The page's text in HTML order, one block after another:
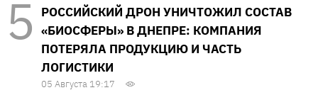
РОССИЙСКИЙ ДРОН УНИЧТОЖИЛ СОСТАВ
«БИОСФЕРЫ» В ДНЕПРЕ: КОМПАНИЯ
ПОТЕРЯЛА ПРОДУКЦИЮ И ЧАСТЬ
ЛОГИСТИКИ
05 Августа 19:17